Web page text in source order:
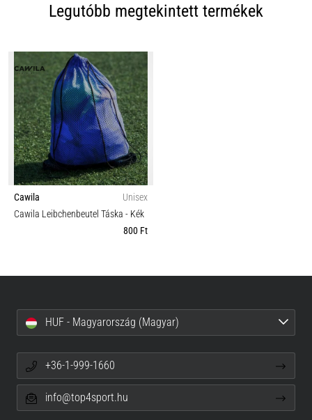
Legutóbb megtekintett termékek
Cawila
Unisex
Cawila Leibchenbeutel Táska - Kék
800 Ft
HUF - Magyarország (Magyar)
+36-1-999-1660
info@top4sport.hu